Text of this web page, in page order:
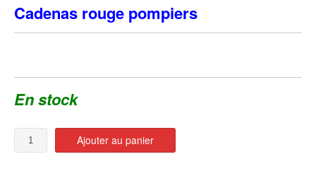
Cadenas rouge pompiers
En stock
Quantité Ajouter au panier